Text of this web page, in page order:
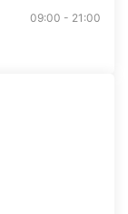
09:00 - 21:00